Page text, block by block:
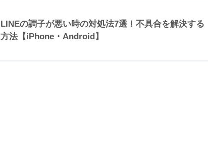
LINEの調子が悪い時の対処法7選！不具合を解決する
方法【iPhone・Android】